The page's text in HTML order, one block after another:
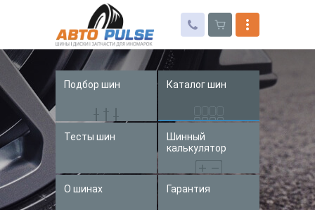
Автошины
Колесные диски
Запчасти для иномарок
Доставка и оплата
Подбор шин Каталог шин
Тесты шин
Шинный
калькулятор
О шинах Гарантия